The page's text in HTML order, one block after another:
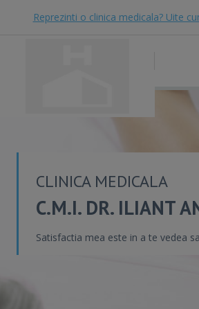
Reprezinti o clinica medicala? Uite
CLINICA MEDICALA
C.M.I. DR. ILIANT
Satisfactia mea este in a te vedea